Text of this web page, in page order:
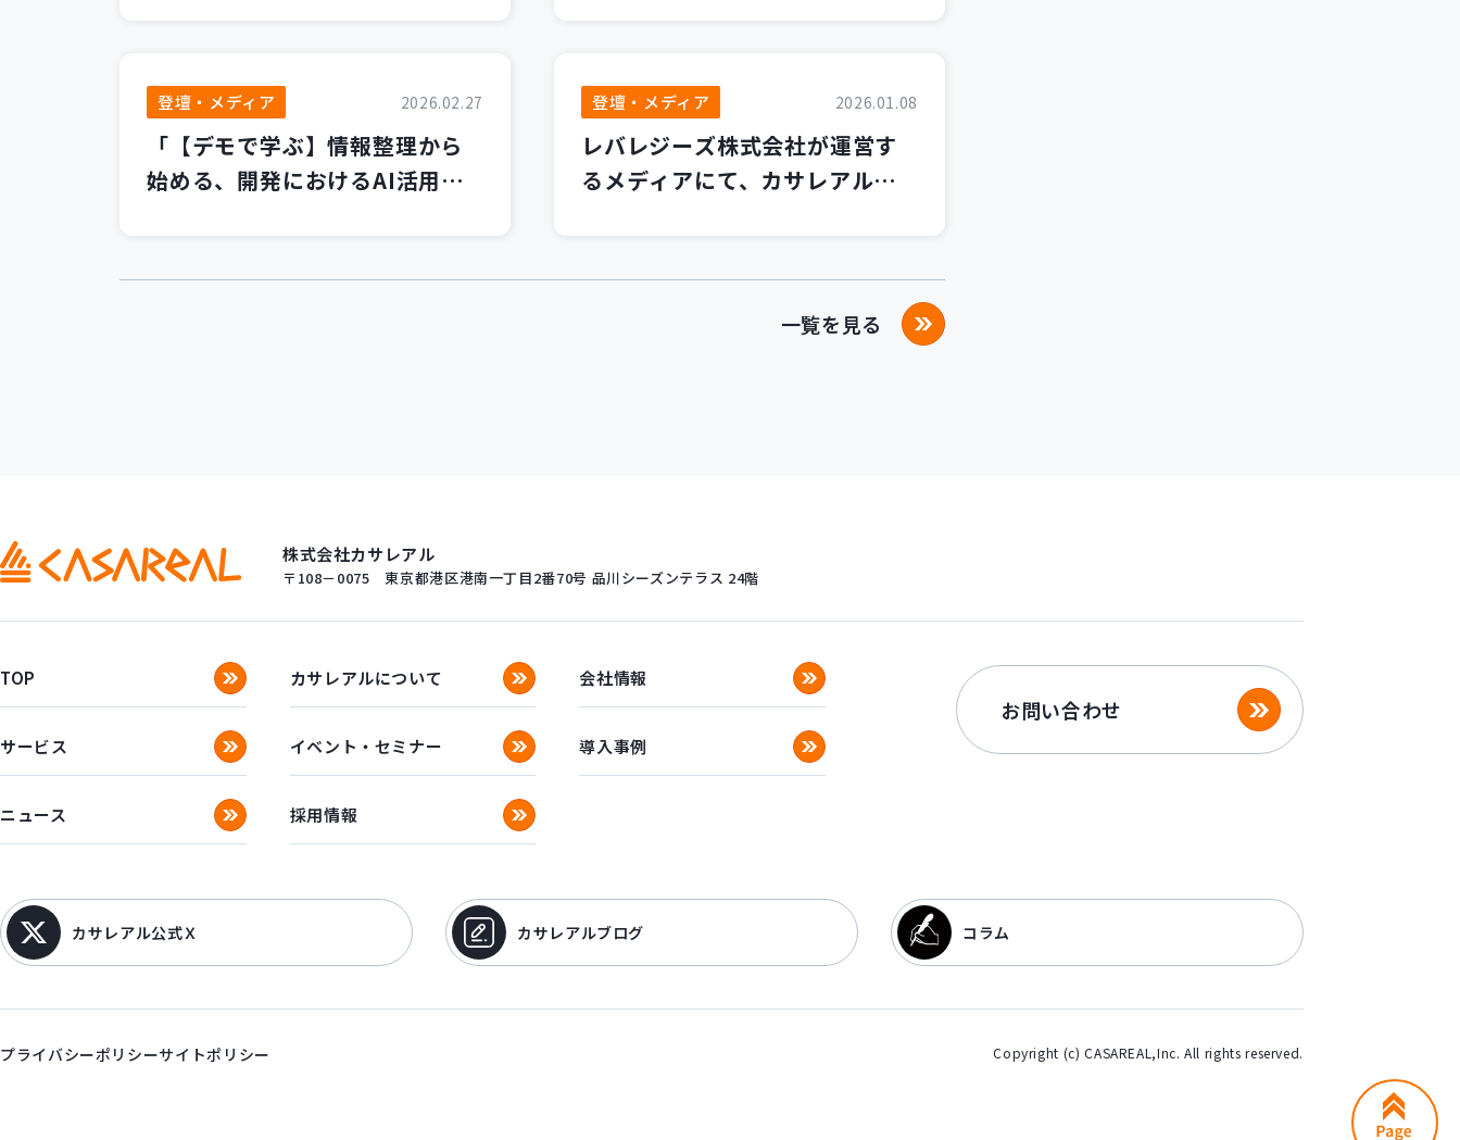
登壇・メディア 2026.02.27
「【デモで学ぶ】情報整理から
始める、開発におけるAI活用の
登壇・メディア 2026.01.08
レバレジーズ株式会社が運営す
るメディアにて、カサレアルブ
一覧を見る
株式会社カサレアル
〒108－0075 東京都港区港南一丁目2番70号 品川シーズンテラス 24階
TOP カサレアルについて 会社情報
サービス イベント・セミナー 導入事例
ニュース 採用情報
お問い合わせ
カサレアル公式Ｘ カサレアルブログ コラム
プライバシーポリシーサイトポリシー Copyright (c) CASAREAL,Inc. All rights reserved.